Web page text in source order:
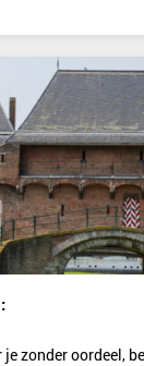
zonder oordeel,